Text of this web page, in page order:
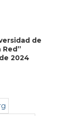
de
2024